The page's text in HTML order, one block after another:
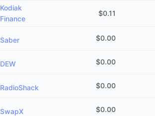
Kodiak
Finance
$0.11
Saber $0.00
DEW $0.00
RadioShack $0.00
SwapX $0.00